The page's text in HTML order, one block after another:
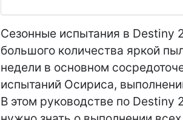
Сезонные испытания в Destiny
большого количества яркой
недели в основном
испытаний Осириса,
В этом руководстве по Destiny